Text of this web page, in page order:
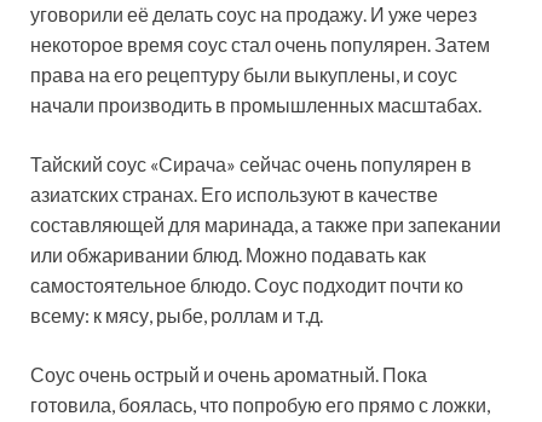
уговорили её делать соус на продажу. И уже через
некоторое время соус стал очень популярен. Затем
права на его рецептуру были выкуплены, и соус
начали производить в промышленных масштабах.
Тайский соус «Сирача» сейчас очень популярен в
азиатских странах. Его используют в качестве
составляющей для маринада, а также при запекании
или обжаривании блюд. Можно подавать как
самостоятельное блюдо. Соус подходит почти ко
всему: к мясу, рыбе, роллам и т.д.
Соус очень острый и очень ароматный. Пока
готовила, боялась, что попробую его прямо с ложки,